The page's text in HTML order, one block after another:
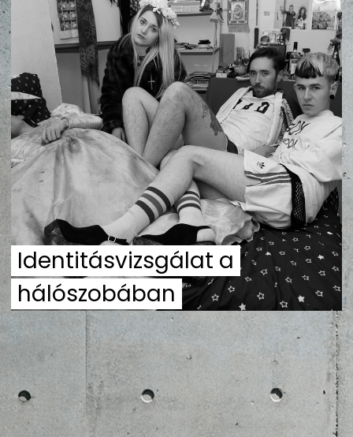
KULT
UTCA
ZENE
MÉDIAAJÁNLAT
IMPRESSZUM
PR-ARCHÍVUM
ADATKEZELÉSI TÁJÉKOZTATÓ
Identitásvizsgálat a
hálószobában